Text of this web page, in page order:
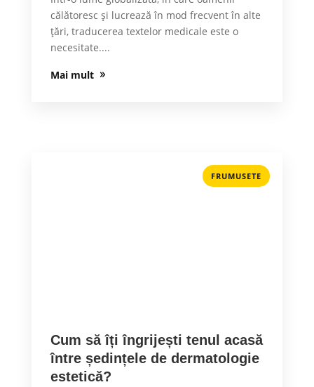
călătoresc și lucrează în mod frecvent în alte
țări, traducerea textelor medicale este o
necesitate....
Mai mult
FRUMUSETE
Cum să îți îngrijești tenul acasă
între ședințele de dermatologie
estetică?